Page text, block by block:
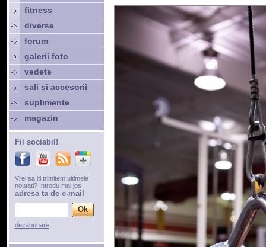
fitness
diverse
forum
galerii foto
vedete
sali si accesorii
suplimente
magazin
Fii sociabil!
Vrei sa iti trimitem ultimele
noutati? Introdu mai jos
adresa ta de e-mail
dezabonare